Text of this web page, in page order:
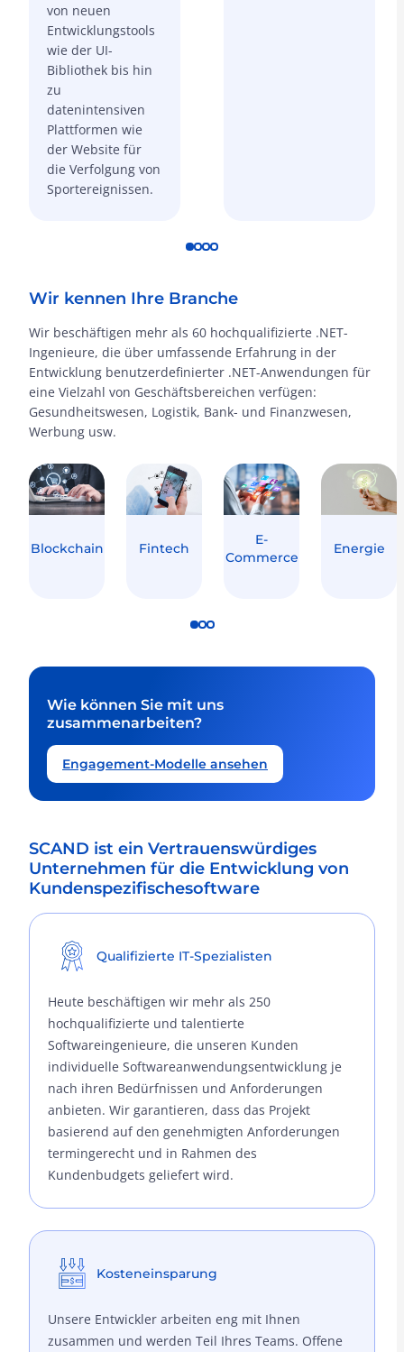
von neuen
Entwicklungstools
wie der UI-
Bibliothek bis hin
zu
datenintensiven
Plattformen wie
der Website für
die Verfolgung von
Sportereignissen.
Wir kennen Ihre Branche
Wir beschäftigen mehr als 60 hochqualifizierte .NET-
Ingenieure, die über umfassende Erfahrung in der
Entwicklung benutzerdefinierter .NET-Anwendungen für
eine Vielzahl von Geschäftsbereichen verfügen:
Gesundheitswesen, Logistik, Bank- und Finanzwesen,
Werbung usw.
Blockchain Fintech
E-
Commerce
Energie
Wie können Sie mit uns
zusammenarbeiten?
Engagement-Modelle ansehen
SCAND ist ein Vertrauenswürdiges
Unternehmen für die Entwicklung von
Kundenspezifischesoftware
Qualifizierte IT-Spezialisten
Heute beschäftigen wir mehr als 250
hochqualifizierte und talentierte
Softwareingenieure, die unseren Kunden
individuelle Softwareanwendungsentwicklung je
nach ihren Bedürfnissen und Anforderungen
anbieten. Wir garantieren, dass das Projekt
basierend auf den genehmigten Anforderungen
termingerecht und in Rahmen des
Kundenbudgets geliefert wird.
Kosteneinsparung
Unsere Entwickler arbeiten eng mit Ihnen
zusammen und werden Teil Ihres Teams. Offene